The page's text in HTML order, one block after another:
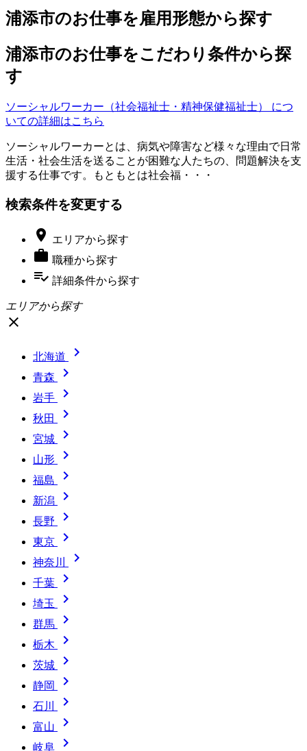
浦添市のお仕事を雇用形態から探す
浦添市のお仕事をこだわり条件から探
す
ソーシャルワーカー（社会福祉士・精神保健福祉士） につ
いての詳細はこちら
ソーシャルワーカーとは、病気や障害など様々な理由で日常
生活・社会生活を送ることが困難な人たちの、問題解決を支
援する仕事です。もともとは社会福・・・
検索条件を変更する
 エリアから探す
 職種から探す
playlist_add_check 詳細条件から探す
エリアから探す
close
北海道 
青森 
岩手 
秋田 
宮城 
山形 
福島 
新潟 
長野 
東京 
神奈川 
千葉 
埼玉 
群馬 
栃木 
茨城 
静岡 
石川 
富山 
岐阜 